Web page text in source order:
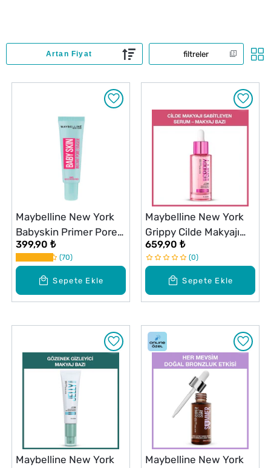
filtreler
Sepete Ekle
Maybelline New York
Babyskin Primer Pore
Eraser
399,90 ₺
70
Sepete Ekle
Maybelline New York
Grippy Cilde Makyajı
Sabitleyen Serum
Makyaj Bazı
659,90 ₺
0
Maybelline New York
Maybelline New York